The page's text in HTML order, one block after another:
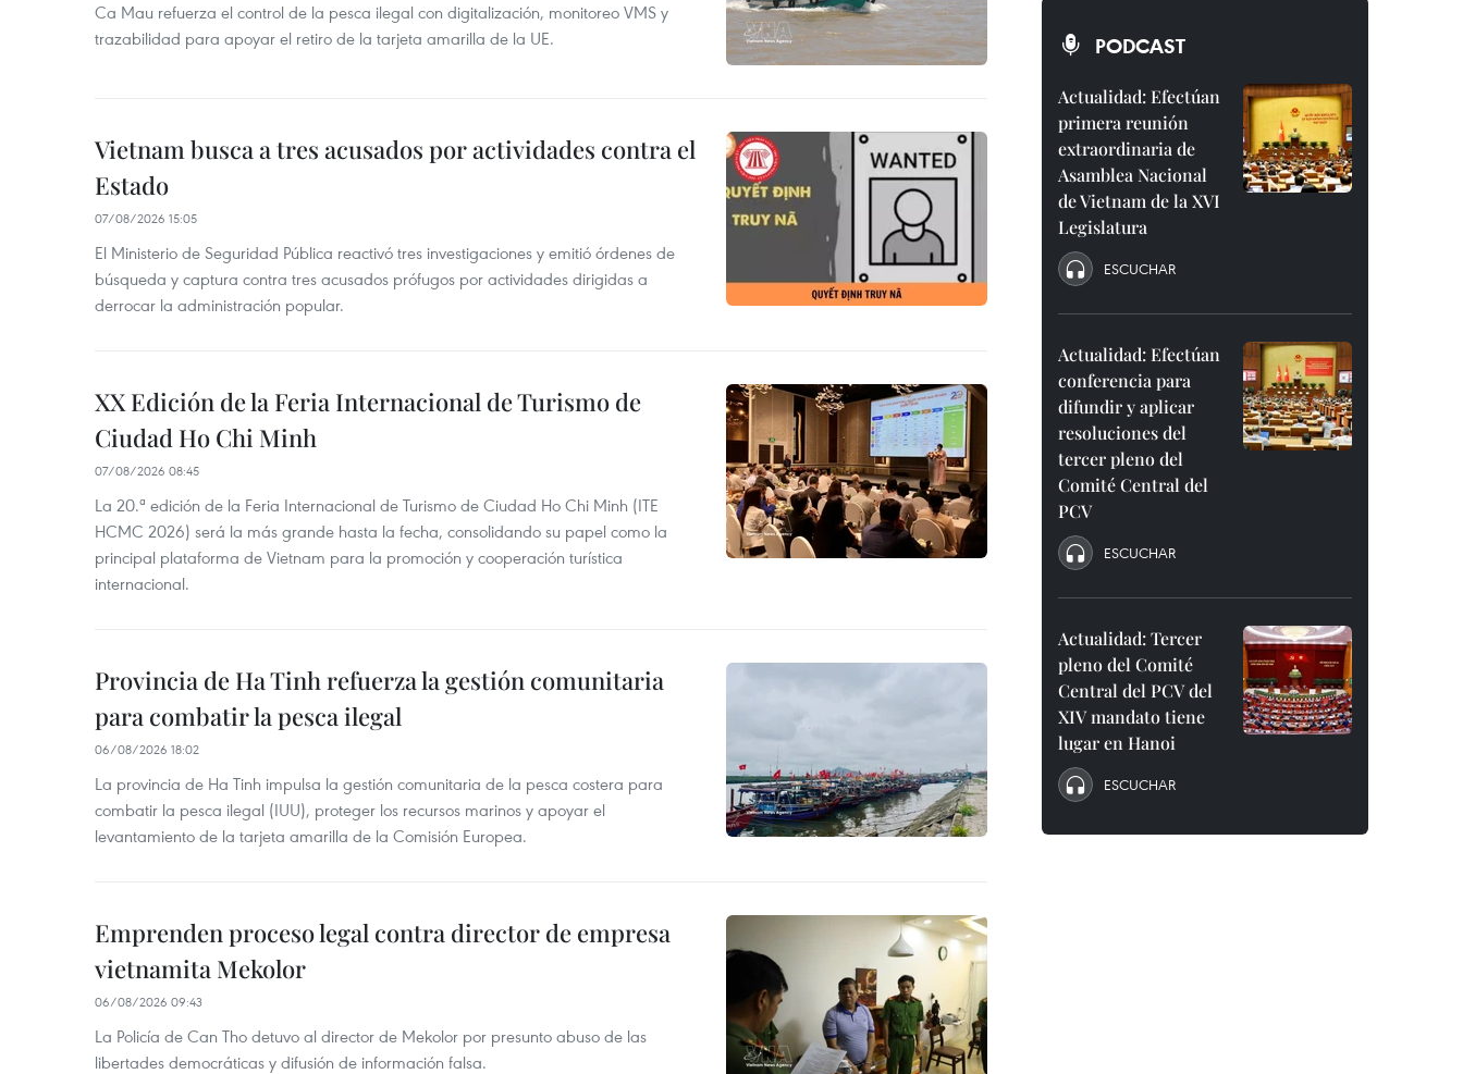
Ca Mau refuerza el control de la pesca ilegal con digitalización, monitoreo VMS y
trazabilidad para apoyar el retiro de la tarjeta amarilla de la UE.
Vietnam busca a tres acusados por actividades contra el
Estado
07/08/2026 15:05
El Ministerio de Seguridad Pública reactivó tres investigaciones y emitió órdenes de
búsqueda y captura contra tres acusados prófugos por actividades dirigidas a
derrocar la administración popular.
XX Edición de la Feria Internacional de Turismo de
Ciudad Ho Chi Minh
07/08/2026 08:45
La 20.ª edición de la Feria Internacional de Turismo de Ciudad Ho Chi Minh (ITE
HCMC 2026) será la más grande hasta la fecha, consolidando su papel como la
principal plataforma de Vietnam para la promoción y cooperación turística
internacional.
Provincia de Ha Tinh refuerza la gestión comunitaria
para combatir la pesca ilegal
06/08/2026 18:02
La provincia de Ha Tinh impulsa la gestión comunitaria de la pesca costera para
combatir la pesca ilegal (IUU), proteger los recursos marinos y apoyar el
levantamiento de la tarjeta amarilla de la Comisión Europea.
Emprenden proceso legal contra director de empresa
vietnamita Mekolor
06/08/2026 09:43
La Policía de Can Tho detuvo al director de Mekolor por presunto abuso de las
libertades democráticas y difusión de información falsa.
PODCAST
Actualidad: Efectúan
primera reunión
extraordinaria de
Asamblea Nacional
de Vietnam de la XVI
Legislatura
ESCUCHAR
Actualidad: Efectúan
conferencia para
difundir y aplicar
resoluciones del
tercer pleno del
Comité Central del
PCV
ESCUCHAR
Actualidad: Tercer
pleno del Comité
Central del PCV del
XIV mandato tiene
lugar en Hanoi
ESCUCHAR